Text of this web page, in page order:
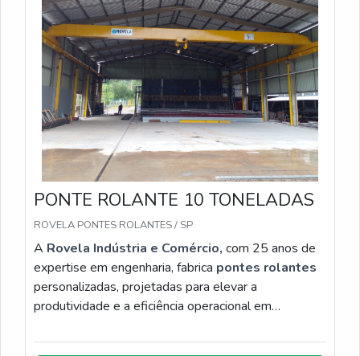
PONTE ROLANTE 10 TONELADAS
ROVELA PONTES ROLANTES / SP
A Rovela Indústria e Comércio, com 25 anos de
expertise em engenharia, fabrica pontes rolantes
personalizadas, projetadas para elevar a
produtividade e a eficiência operacional em
configurações apoiadas, suspensas ou especiais,